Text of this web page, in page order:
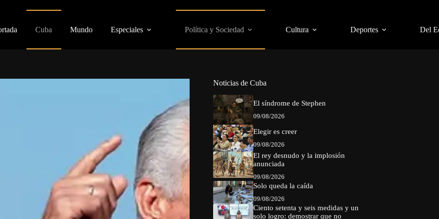
Cuba Mundo Especiales Política y Sociedad Cultura Deportes Del
Noticias de Cuba
El síndrome de Stephen
09/08/2026
Elegir es creer
09/08/2026
El rey desnudo y la implosión
anunciada
09/08/2026
Solo queda la caída
09/08/2026
Ciento setenta y seis medidas y un
solo logro: demostrar que no